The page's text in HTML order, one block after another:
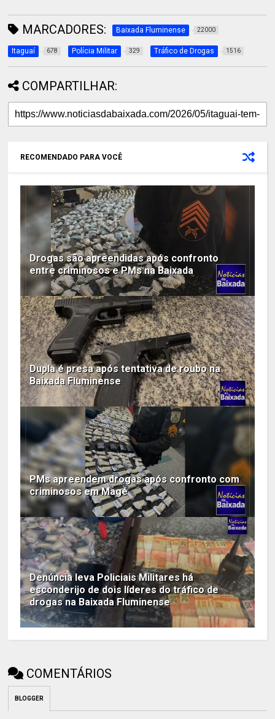
MARCADORES: Baixada Fluminense 22000
Itaguaí 678 Polícia Militar 329 Tráfico de Drogas 1516
COMPARTILHAR:
RECOMENDADO PARA VOCÊ
Drogas são apreendidas após confronto
entre criminosos e PMs na Baixada
Dupla é presa após tentativa de roubo na
Baixada Fluminense
PMs apreendem drogas após confronto com
criminosos em Magé
Denúncia leva Policiais Militares há
esconderijo de dois líderes do tráfico de
drogas na Baixada Fluminense
COMENTÁRIOS
BLOGGER